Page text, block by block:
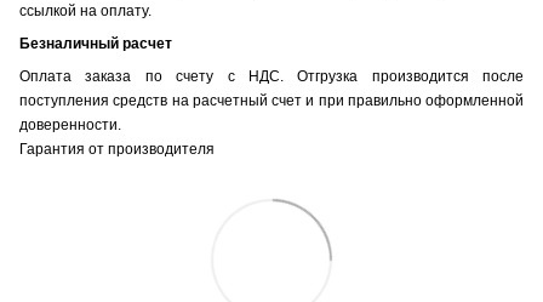
ссылкой на оплату.
Безналичный расчет
Оплата заказа по счету с НДС. Отгрузка производится после
поступления средств на расчетный счет и при правильно оформленной
доверенности.
Гарантия от производителя